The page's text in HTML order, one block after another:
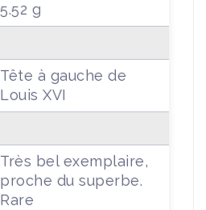
5.52 g
Tête à gauche de
Louis XVI
Très bel exemplaire,
proche du superbe.
Rare